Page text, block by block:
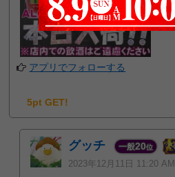
アプリでフォローする
5pt GET!
グッチ 一般20位
2023年12月11日 11:20 AM